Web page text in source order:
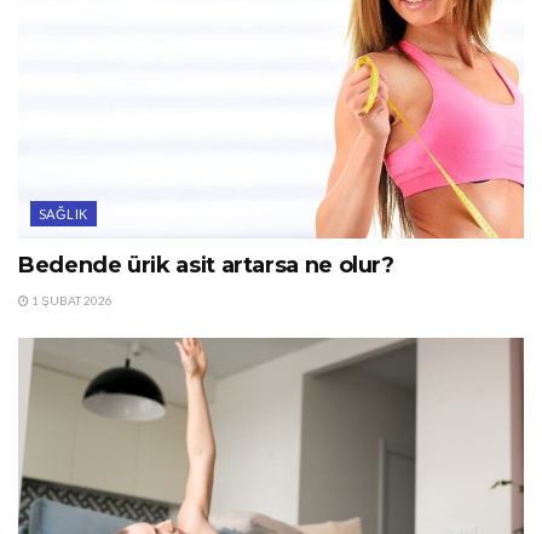
SAĞLIK
Bedende ürik asit artarsa ne olur?
1 ŞUBAT 2026